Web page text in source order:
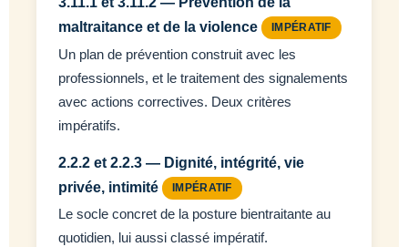
maltraitance et de la violence
IMPÉRATIF
Un plan de prévention construit avec les
professionnels, et le traitement des signalements
avec actions correctives. Deux critères
impératifs.
2.2.2 et 2.2.3 — Dignité, intégrité, vie
privée, intimité
IMPÉRATIF
Le socle concret de la posture bientraitante au
quotidien, lui aussi classé impératif.